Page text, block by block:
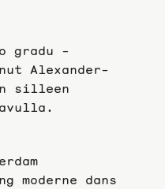
gradu -
Alexander-
silleen
moderne dans